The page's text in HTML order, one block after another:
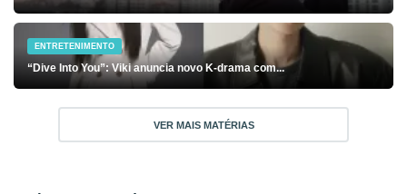
ENTRETENIMENTO
“Dive Into You”: Viki anuncia novo K-drama com...
VER MAIS MATÉRIAS